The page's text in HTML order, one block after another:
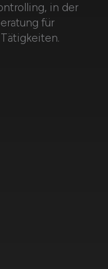
in der
für